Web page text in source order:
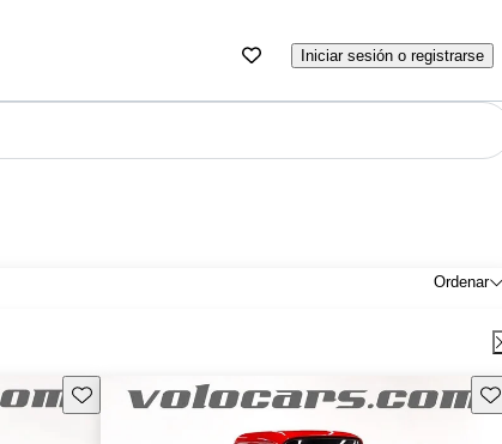
Iniciar sesión o registrarse
Ordenar
Guarda este Aviso